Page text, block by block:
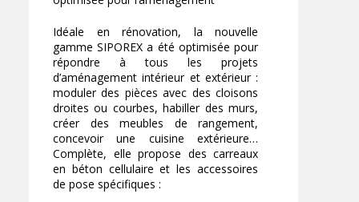
Idéale en rénovation, la nouvelle
gamme SIPOREX a été optimisée pour
répondre à tous les projets
d’aménagement intérieur et extérieur :
moduler des pièces avec des cloisons
droites ou courbes, habiller des murs,
créer des meubles de rangement,
concevoir une cuisine extérieure…
Complète, elle propose des carreaux
en béton cellulaire et les accessoires
de pose spécifiques :